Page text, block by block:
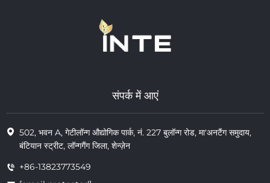
संपर्क में आएं
502, भवन A, गेटीलॉन्ग औद्योगिक पार्क, नं. 227 बुलॉन्ग रोड, मा'अनटैंग समुदाय,
बंटियान स्ट्रीट, लॉन्गगैंग जिला, शेन्ज़ेन
+86-13823773549